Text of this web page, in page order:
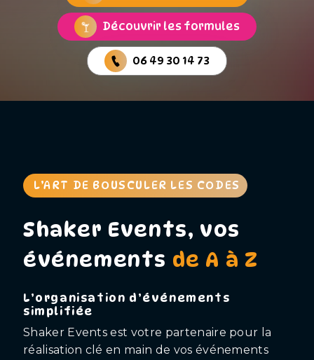
Découvrir les formules
06 49 30 14 73
L’ART DE BOUSCULER LES CODES
Shaker Events, vos
événements de A à Z
L’organisation d’événements
simplifiée
Shaker Events est votre partenaire pour la
réalisation clé en main de vos événements